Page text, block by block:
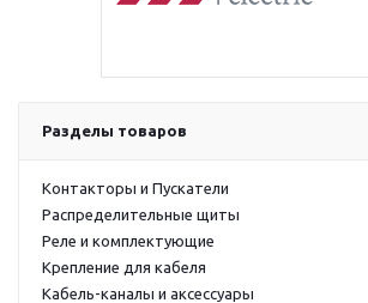
Разделы товаров
Контакторы и Пускатели
Распределительные щиты
Реле и комплектующие
Крепление для кабеля
Кабель-каналы и аксессуары